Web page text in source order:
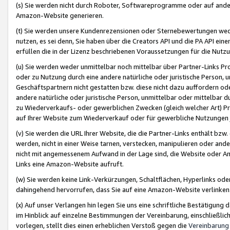
(s) Sie werden nicht durch Roboter, Softwareprogramme oder auf
Amazon-Website generieren.
(t) Sie werden unsere Kundenrezensionen oder Sternebewertungen
nutzen, es sei denn, Sie haben über die Creators API und die PA API
erfüllen die in der Lizenz beschriebenen Voraussetzungen für die
(u) Sie werden weder unmittelbar noch mittelbar über Partner-Links
oder zu Nutzung durch eine andere natürliche oder juristische
Geschäftspartnern nicht gestatten bzw. diese nicht dazu auffordern
andere natürliche oder juristische Person, unmittelbar oder mittelbar
zu Wiederverkaufs- oder gewerblichen Zwecken (gleich welcher Art)
auf Ihrer Website zum Wiederverkauf oder für gewerbliche
(v) Sie werden die URL Ihrer Website, die die Partner-Links enthält
werden, nicht in einer Weise tarnen, verstecken, manipulieren oder
nicht mit angemessenem Aufwand in der Lage sind, die Website oder
Links eine Amazon-Website aufruft.
(w) Sie werden keine Link-Verkürzungen, Schaltflächen, Hyperlinks
dahingehend hervorrufen, dass Sie auf eine Amazon-Website
(x) Auf unser Verlangen hin legen Sie uns eine schriftliche
im Hinblick auf einzelne Bestimmungen der Vereinbarung,
vorlegen, stellt dies einen erheblichen Verstoß gegen die Vereinbarung